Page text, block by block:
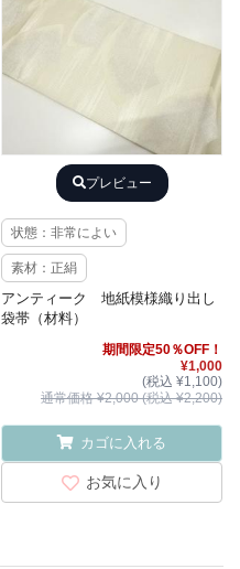
プレビュー
状態：非常によい
素材：正絹
アンティーク 地紙模様織り出し
袋帯（材料）
期間限定50％OFF！
¥1,000
(税込 ¥1,100)
通常価格 ¥2,000 (税込 ¥2,200)
カゴに入れる
お気に入り